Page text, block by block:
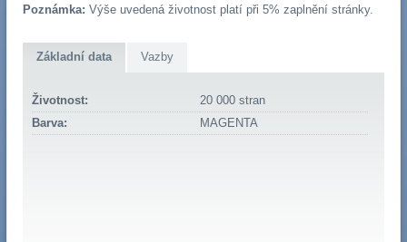
Poznámka: Výše uvedená životnost platí při 5% zaplnění stránky.
Základní data Vazby
Životnost:
20 000 stran
Barva:
MAGENTA